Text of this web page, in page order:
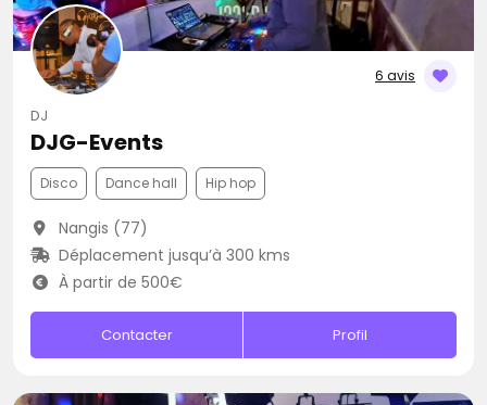
6 avis
DJ
DJG-Events
Disco Dance hall Hip hop
Nangis (77)
Déplacement jusqu’à 300 kms
À partir de 500€
Contacter Profil